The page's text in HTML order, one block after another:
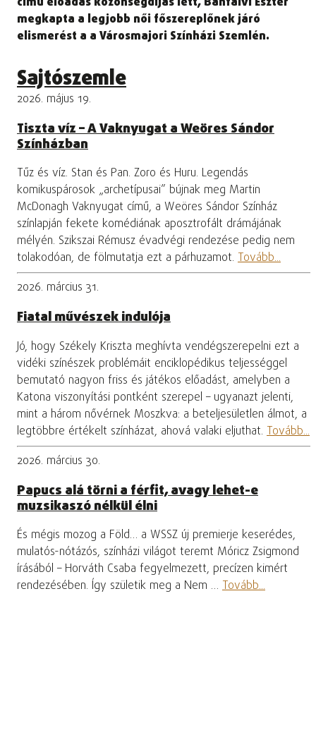
megkapta a legjobb női főszereplőnek járó
elismerést a a Városmajori Színházi Szemlén.
Sajtószemle
2026. május 19.
Tiszta víz – A Vaknyugat a Weöres Sándor
Színházban
Tűz és víz. Stan és Pan. Zoro és Huru. Legendás
komikuspárosok „archetípusai” bújnak meg Martin
McDonagh Vaknyugat című, a Weöres Sándor Színház
színlapján fekete komédiának aposztrofált drámájának
mélyén. Szikszai Rémusz évadvégi rendezése pedig nem
tolakodóan, de fölmutatja ezt a párhuzamot. Tovább...
2026. március 31.
Fiatal művészek indulója
Jó, hogy Székely Kriszta meghívta vendégszerepelni ezt a
vidéki színészek problémáit enciklopédikus teljességgel
bemutató nagyon friss és játékos előadást, amelyben a
Katona viszonyítási pontként szerepel – ugyanazt jelenti,
mint a három nővérnek Moszkva: a beteljesületlen álmot, a
legtöbbre értékelt színházat, ahová valaki eljuthat. Tovább...
2026. március 30.
Papucs alá törni a férfit, avagy lehet-e
muzsikaszó nélkül élni
És mégis mozog a Föld… a WSSZ új premierje keserédes,
mulatós-nótázós, színházi világot teremt Móricz Zsigmond
írásából – Horváth Csaba fegyelmezett, precízen kimért
rendezésében. Így születik meg a Nem … Tovább...